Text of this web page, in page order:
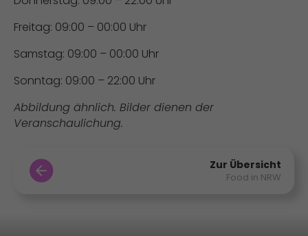
Freitag: 09:00 – 00:00 Uhr
Samstag: 09:00 – 00:00 Uhr
Sonntag: 09:00 – 22:00 Uhr
Abbildung ähnlich. Bilder dienen der
Veranschaulichung.
Zur Übersicht
Food in NRW